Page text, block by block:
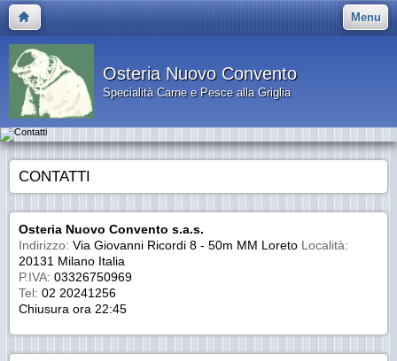
Menu
Osteria Nuovo Convento
Specialità Carne e Pesce alla Griglia
CONTATTI
Osteria Nuovo Convento s.a.s.
Indirizzo: Via Giovanni Ricordi 8 - 50m MM Loreto Località:
20131 Milano Italia
P.IVA: 03326750969
Tel: 02 20241256
Chiusura ora 22:45